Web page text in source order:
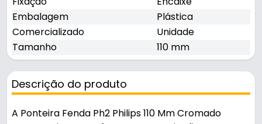
Embalagem
Plástica
Comercializado
Unidade
Tamanho
110 mm
Descrição do produto
A Ponteira Fenda Ph2 Philips 110 Mm Cromado